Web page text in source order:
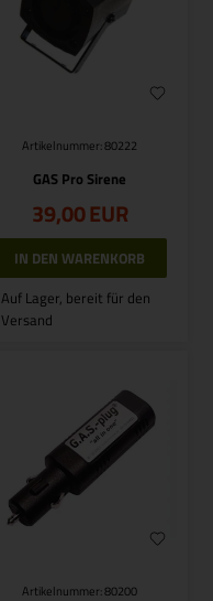
Artikelnummer: 80222
GAS Pro Sirene
39,00EUR
Auf Lager, bereit für den
Versand
Artikelnummer: 80200